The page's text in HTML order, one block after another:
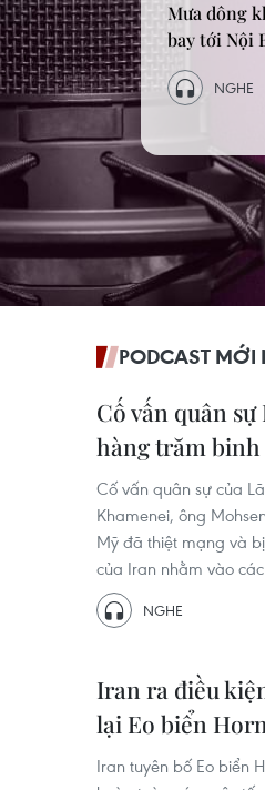
Hoài niệm
Tết giờ chỉ
NGHE
PODCAST MỚI
Cố vấn quân
hàng trăm
Cố vấn quân sự của
Khamenei, ông
Mỹ đã thiệt mạng và
của Iran nhằm vào
NGHE
Iran ra điều
lại Eo biển
Iran tuyên bố Eo biển